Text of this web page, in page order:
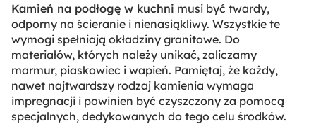
Kamień na podłogę w kuchni musi być twardy,
odporny na ścieranie i nienasiąkliwy. Wszystkie te
wymogi spełniają okładziny granitowe. Do
materiałów, których należy unikać, zaliczamy
marmur, piaskowiec i wapień. Pamiętaj, że każdy,
nawet najtwardszy rodzaj kamienia wymaga
impregnacji i powinien być czyszczony za pomocą
specjalnych, dedykowanych do tego celu środków.